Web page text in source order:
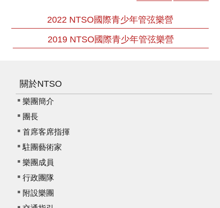
2022 NTSO國際青少年管弦樂營
2019 NTSO國際青少年管弦樂營
關於NTSO
樂團簡介
團長
首席客席指揮
駐團藝術家
樂團成員
行政團隊
附設樂團